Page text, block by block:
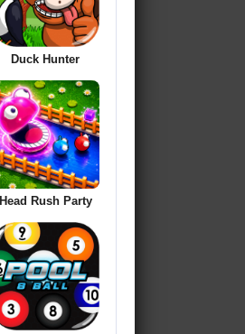
Duck Hunter
Head Rush Party